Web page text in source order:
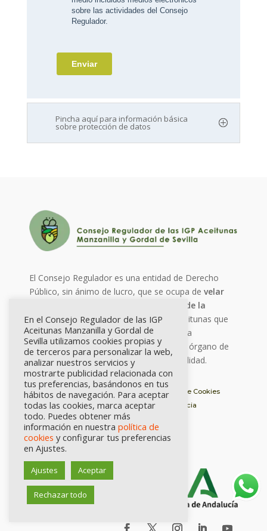
Pincha aquí para información básica
sobre protección de datos
El Consejo Regulador es una entidad de Derecho
Público, sin ánimo de lucro, que se ocupa develar
cumplimiento de la
normativay avalar el origen de las aceitunas que
se elaboran en las industrias adscritas a la
Indicación Geográfica Protegida . Es el órgano de
gestión de dichas denominaciones de Calidad.
Aviso Legal Política de Privacidad
Política de Cookies
Registro de Actividades
Portal de Transparencia
En el Consejo Regulador de las IGP
Aceitunas Manzanilla y Gordal de
Sevilla utilizamos cookies propias y
de terceros para personalizar la web,
analizar nuestros servicios y
mostrarte publicidad relacionada con
tus preferencias, basándonos en tus
hábitos de navegación. Para aceptar
todas las cookies, marca aceptar
todo. Puedes obtener más
información en nuestra política de
cookies y configurar tus preferencias
en Ajustes.
Ajustes Aceptar
Rechazar todo